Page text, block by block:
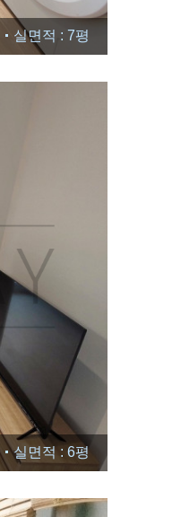
실면적 : 7평
실면적 : 6평